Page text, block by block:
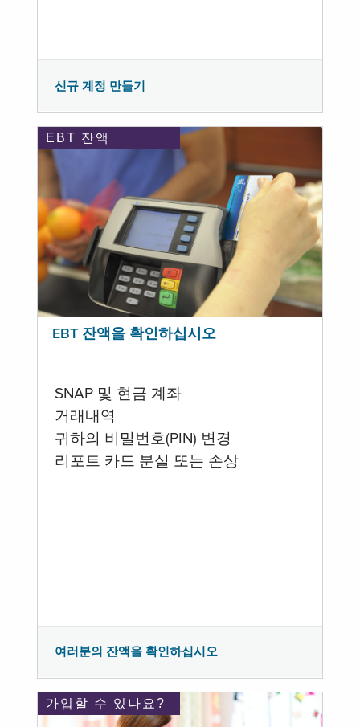
신규 계정 만들기
EBT 잔액
EBT 잔액을 확인하십시오
SNAP 및 현금 계좌
거래내역
귀하의 비밀번호(PIN) 변경
리포트 카드 분실 또는 손상
여러분의 잔액을 확인하십시오
가입할 수 있나요?